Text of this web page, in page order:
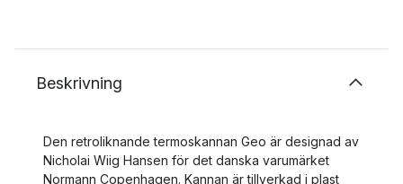
Beskrivning
Den retroliknande termoskannan Geo är designad av
Nicholai Wiig Hansen för det danska varumärket
Normann Copenhagen. Kannan är tillverkad i plast